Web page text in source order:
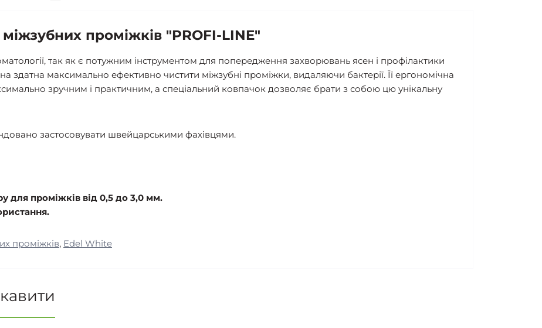
проміжків "PROFI-LINE"
так як є потужним інструментом для попередження захворювань ясен і профілактики
здатна максимально ефективно чистити міжзубні проміжки, видаляючи бактерії. Її ергономічна
зручним і практичним, а спеціальний ковпачок дозволяє брати з собою цю унікальну
застосовувати швейцарськими фахівцями.
для проміжків від 0,5 до 3,0 мм.
проміжків, Edel White